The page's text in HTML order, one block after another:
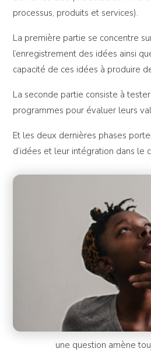
processus, produits et services).
La première partie se concentre
l’enregistrement des idées ainsi
capacité de ces idées à produire
La seconde partie consiste à
programmes pour évaluer leurs
Et les deux dernières phases
d’idées et leur intégration dans le
une question amène